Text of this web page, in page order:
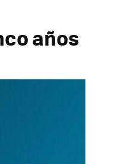
años